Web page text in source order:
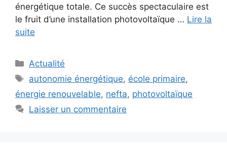
énergétique totale. Ce succès spectaculaire est
le fruit d’une installation photovoltaïque … Lire la
suite
Catégories
Actualité
Étiquettes
autonomie énergétique, école primaire,
énergie renouvelable, nefta, photovoltaïque
Laisser un commentaire